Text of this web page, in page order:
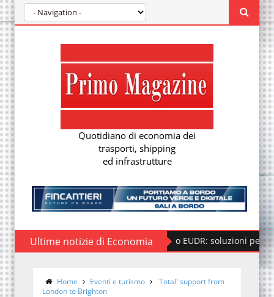
Quotidiano di economia dei
trasporti, shipping
ed infrastrutture
Ultime notizie di Economia
Regolamento EUDR: soluzioni per la nuova
Home Eventi e turismo
'Total' support from
London to Brighton